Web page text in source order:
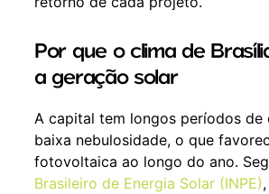
Por que o clima de
a geração solar
A capital tem longos períodos de
baixa nebulosidade, o que
fotovoltaica ao longo do ano.
Brasileiro de Energia Solar (INPE)